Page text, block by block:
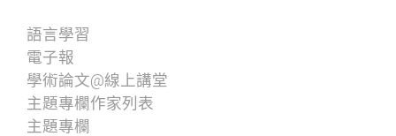
語言學習
電子報
學術論文@線上講堂
主題專欄作家列表
主題專欄